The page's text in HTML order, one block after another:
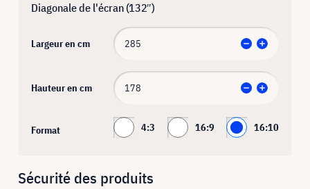
Diagonale de l'écran (132″)
Largeur en cm
Hauteur en cm
Format 4:3 16:9 16:10
Sécurité des produits